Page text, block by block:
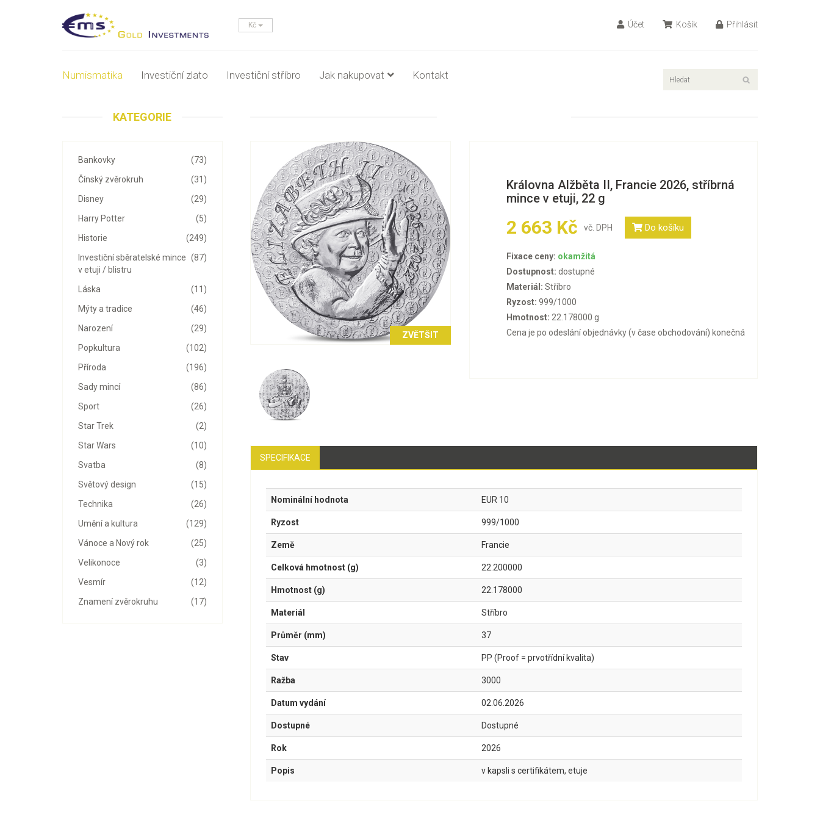
Kč Účet Košík Přihlásit
Numismatika Investiční zlato Investiční stříbro Jak nakupovat Kontakt
KATEGORIE
(73)
Bankovky
(31)
Čínský zvěrokruh
(29)
Disney
(5)
Harry Potter
(249)
Historie
(87)
Investiční sběratelské mince
v etuji / blistru
(11)
Láska
(46)
Mýty a tradice
(29)
Narození
(102)
Popkultura
(196)
Příroda
(86)
Sady mincí
(26)
Sport
(2)
Star Trek
(10)
Star Wars
(8)
Svatba
(15)
Světový design
(26)
Technika
(129)
Umění a kultura
(25)
Vánoce a Nový rok
(3)
Velikonoce
(12)
Vesmír
(17)
Znamení zvěrokruhu
ZVĚTŠIT
Královna Alžběta II, Francie 2026, stříbrná
mince v etuji, 22 g
2 663 Kč vč. DPH Do košíku
Fixace ceny: okamžitá
Dostupnost: dostupné
Materiál: Stříbro
Ryzost: 999/1000
Hmotnost: 22.178000 g
Cena je po odeslání objednávky (v čase obchodování) konečná
SPECIFIKACE
Nominální hodnota EUR 10
Ryzost 999/1000
Země Francie
Celková hmotnost (g) 22.200000
Hmotnost (g) 22.178000
Materiál Stříbro
Průměr (mm) 37
Stav PP (Proof = prvotřídní kvalita)
Ražba 3000
Datum vydání 02.06.2026
Dostupné Dostupné
Rok 2026
Popis v kapsli s certifikátem, etuje